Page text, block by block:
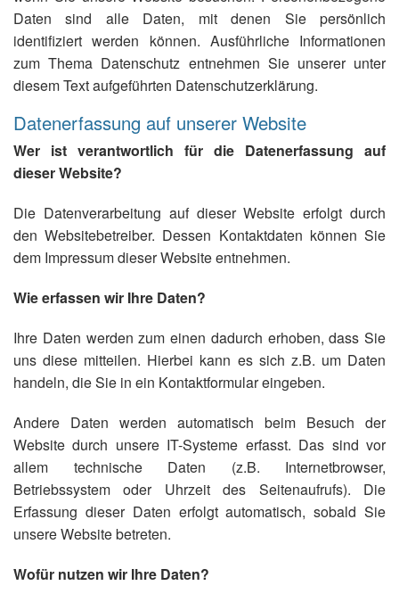
Daten sind alle Daten, mit denen Sie persönlich
identifiziert werden können. Ausführliche Informationen
zum Thema Datenschutz entnehmen Sie unserer unter
diesem Text aufgeführten Datenschutzerklärung.
Datenerfassung auf unserer Website
Wer ist verantwortlich für die Datenerfassung auf
dieser Website?
Die Datenverarbeitung auf dieser Website erfolgt durch
den Websitebetreiber. Dessen Kontaktdaten können Sie
dem Impressum dieser Website entnehmen.
Wie erfassen wir Ihre Daten?
Ihre Daten werden zum einen dadurch erhoben, dass Sie
uns diese mitteilen. Hierbei kann es sich z.B. um Daten
handeln, die Sie in ein Kontaktformular eingeben.
Andere Daten werden automatisch beim Besuch der
Website durch unsere IT-Systeme erfasst. Das sind vor
allem technische Daten (z.B. Internetbrowser,
Betriebssystem oder Uhrzeit des Seitenaufrufs). Die
Erfassung dieser Daten erfolgt automatisch, sobald Sie
unsere Website betreten.
Wofür nutzen wir Ihre Daten?